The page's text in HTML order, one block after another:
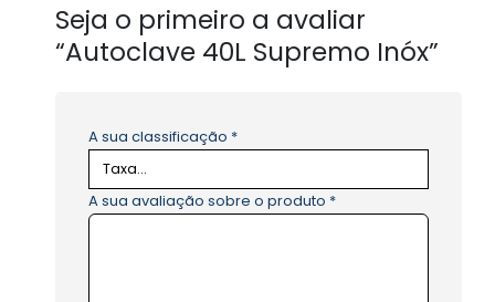
Seja o primeiro a avaliar
“Autoclave 40L Supremo Inóx”
A sua classificação *
A sua avaliação sobre o produto *